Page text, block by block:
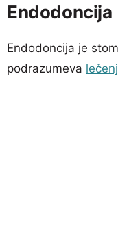
Endodoncija
Endodoncija je
podrazumeva